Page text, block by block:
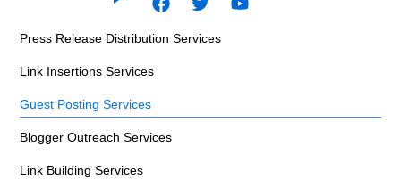
F
c
o
k
T
w
i
r
Y
e
Press Release Distribution Services
Link Insertions Services
Guest Posting Services
Blogger Outreach Services
Link Building Services